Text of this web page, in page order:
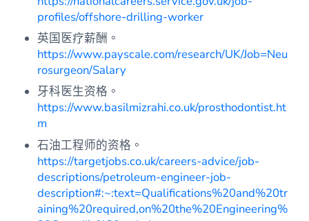
profiles/offshore-drilling-worker
英国医疗薪酬。
https://www.payscale.com/research/UK/Job=Neu
rosurgeon/Salary
牙科医生资格。
https://www.basilmizrahi.co.uk/prosthodontist.ht
m
石油工程师的资格。
https://targetjobs.co.uk/careers-advice/job-
descriptions/petroleum-engineer-job-
description#:~:text=Qualifications%20and%20tr
aining%20required,on%20the%20Engineering%